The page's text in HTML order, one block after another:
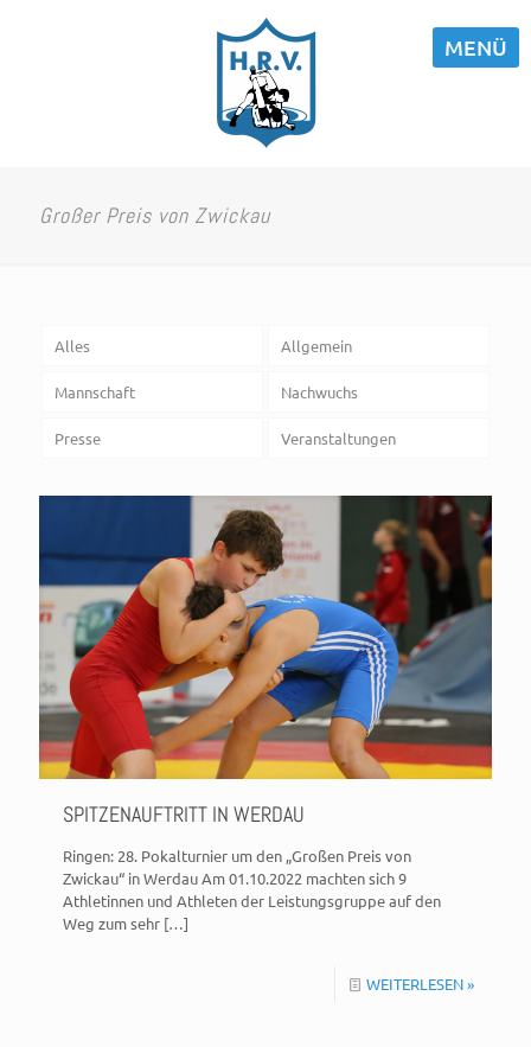
MENÜ
Großer Preis von Zwickau
Alles Allgemein
Mannschaft Nachwuchs
Presse Veranstaltungen
SPITZENAUFTRITT IN WERDAU
Ringen: 28. Pokalturnier um den „Großen Preis von
Zwickau“ in Werdau Am 01.10.2022 machten sich 9
Athletinnen und Athleten der Leistungsgruppe auf den
Weg zum sehr […]
WEITERLESEN »